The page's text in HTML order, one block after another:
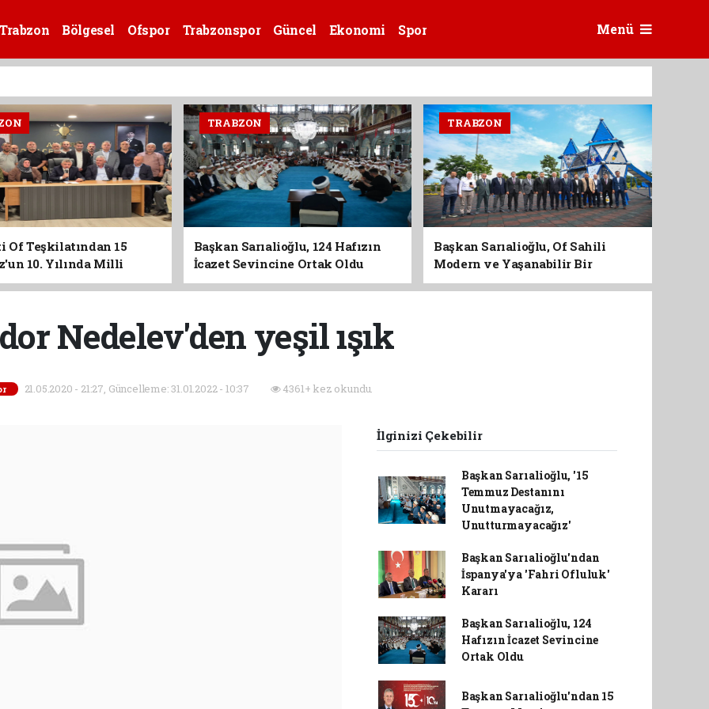
Bölgesel Ofspor Trabzonspor Güncel Ekonomi Spor Menü
Of Teşkilatından 15
10. Yılında Milli
TRABZON
Başkan Sarıalioğlu, 124 Hafızın
İcazet Sevincine Ortak Oldu
TRABZON
Başkan Sarıalioğlu, Of Sahili
Modern ve Yaşanabilir Bir
Kimliğe Kavuşuyor
Nedelev'den yeşil ışık
21.05.2020 - 21:27, Güncelleme: 31.01.2022 - 10:37 4361+ kez okundu.
İlginizi Çekebilir
Başkan Sarıalioğlu, '15
Temmuz Destanını
Unutmayacağız,
Unutturmayacağız'
Başkan Sarıalioğlu'ndan
İspanya'ya 'Fahri Ofluluk'
Kararı
Başkan Sarıalioğlu, 124
Hafızın İcazet Sevincine
Ortak Oldu
Başkan Sarıalioğlu'ndan 15